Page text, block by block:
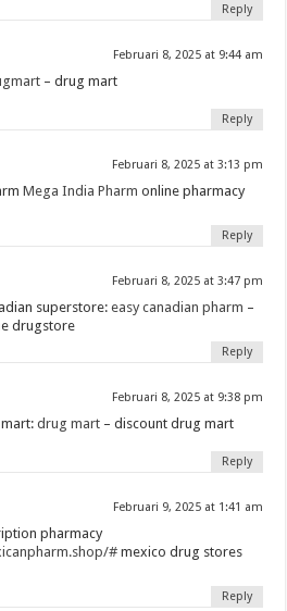
Reply
Februari 8, 2025 at 9:44 am
– drug mart
Reply
Februari 8, 2025 at 3:13 pm
Mega India Pharm online pharmacy
Reply
Februari 8, 2025 at 3:47 pm
superstore:easy canadian pharm –
drugstore
Reply
Februari 8, 2025 at 9:38 pm
mart:drug mart – discount drug mart
Reply
Februari 9, 2025 at 1:41 am
pharmacy
#mexico drug stores
Reply